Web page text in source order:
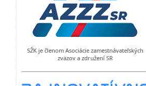
SŽK je členom Asociácie zamestnávateľských
zväzov a združení SR